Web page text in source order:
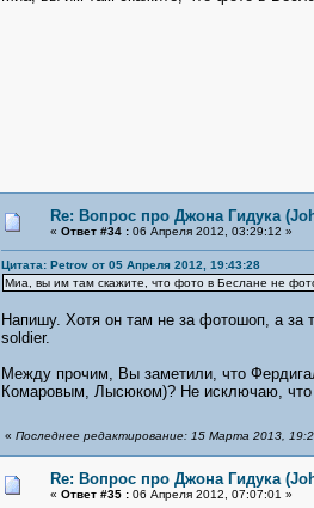
Re: Вопрос про Джона Гидука
« Ответ #34 :06 Апреля 2012, 03:29:12 »
Цитата: Petrov от 05 Апреля 2012, 19:43:28
Миа, вы им там скажите, что фото в Беслане не
Напишу. Хотя он там не за фотошоп, а за
soldier.
Между прочим, Вы заметили, что
Комаровым, Лысюком)? Не исключаю,
« Последнее редактирование: 15 Марта 2013,
Re: Вопрос про Джона Гидука
« Ответ #35 :06 Апреля 2012, 07:07:01 »